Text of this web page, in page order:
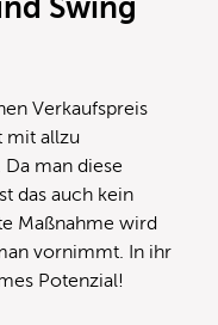
Swing
Verkaufspreis
mit allzu
Da man diese
das auch kein
Maßnahme wird
vornimmt. In ihr
Potenzial!